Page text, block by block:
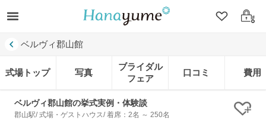
クリップ
ログ
ベルヴィ郡山館
式場トップ 写真
ブライダル
フェア
口コミ 費用
ベルヴィ郡山館の挙式実例・体験談
郡山駅/ 式場・ゲストハウス/ 着席：2名 ～ 250名 ク